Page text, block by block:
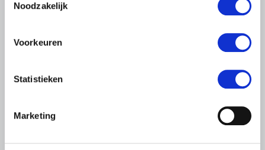
Noodzakelijk
Voorkeuren
Statistieken
Marketing
10 MAART 2021
paardentransport na Brexit?
We zijn inmiddels twee maanden verder nadat de Brexit
zijn intrede heeft gedaan. Hoog tijd om te peilen wat de
stand van zaken is.